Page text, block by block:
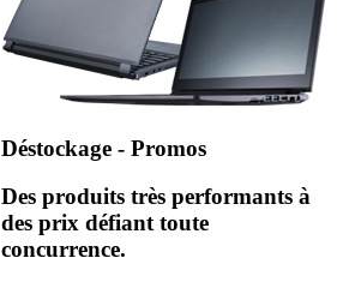
Déstockage - Promos
Des produits très performants à
des prix défiant toute
concurrence.